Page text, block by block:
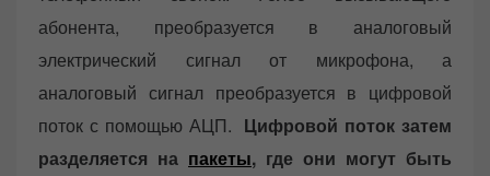
абонента, преобразуется в аналоговый
электрический сигнал от микрофона, а
аналоговый сигнал преобразуется в цифровой
поток с помощью АЦП. Цифровой поток затем
разделяется на пакеты, где они могут быть